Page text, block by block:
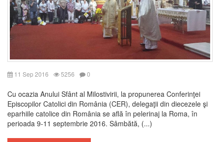
11 Sep 2016 5256 0
Cu ocazia Anului Sfânt al Milostivirii, la propunerea Conferinţei
Episcopilor Catolici din România (CER), delegaţii din diecezele şi
eparhiile catolice din România se află în pelerinaj la Roma, în
perioada 9-11 septembrie 2016. Sâmbătă, (...)